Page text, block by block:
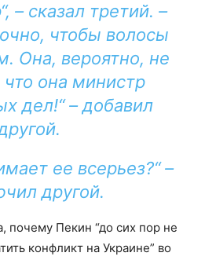
– сказал третий. –
чтобы волосы
Она, вероятно, не
она министр
дел!“ – добавил
ее всерьез?“ –
другой.
почему Пекин “до сих пор не
конфликт на Украине” во